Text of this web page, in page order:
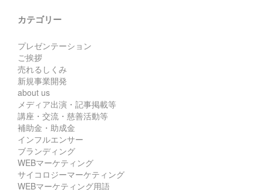
カテゴリー
プレゼンテーション
ご挨拶
売れるしくみ
新規事業開発
about us
メディア出演・記事掲載等
講座・交流・慈善活動等
補助金・助成金
インフルエンサー
ブランディング
WEBマーケティング
サイコロジーマーケティング
WEBマーケティング用語